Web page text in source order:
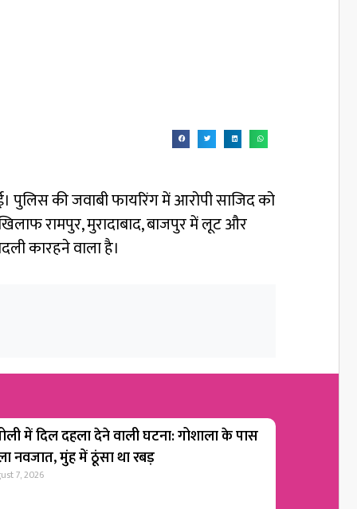
पुलिस की जवाबी फायरिंग में आरोपी साजिद को
रामपुर, मुरादाबाद, बाजपुर में लूट और
कारहने वाला है।
में दिल दहला देने वाली घटना: गोशाला के पास
नवजात, मुंह में ठूंसा था रबड़
7, 2026